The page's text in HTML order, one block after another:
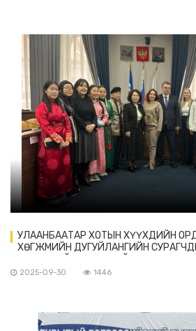
УЛААНБААТАР ХОТЫН ХҮҮХДИЙН
ХӨГЖМИЙН ДУГУЙЛАНГИЙН
2025-09-30 1446